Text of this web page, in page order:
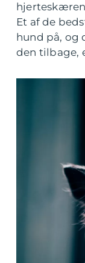
Et af de
hund på, og
den tilbage,